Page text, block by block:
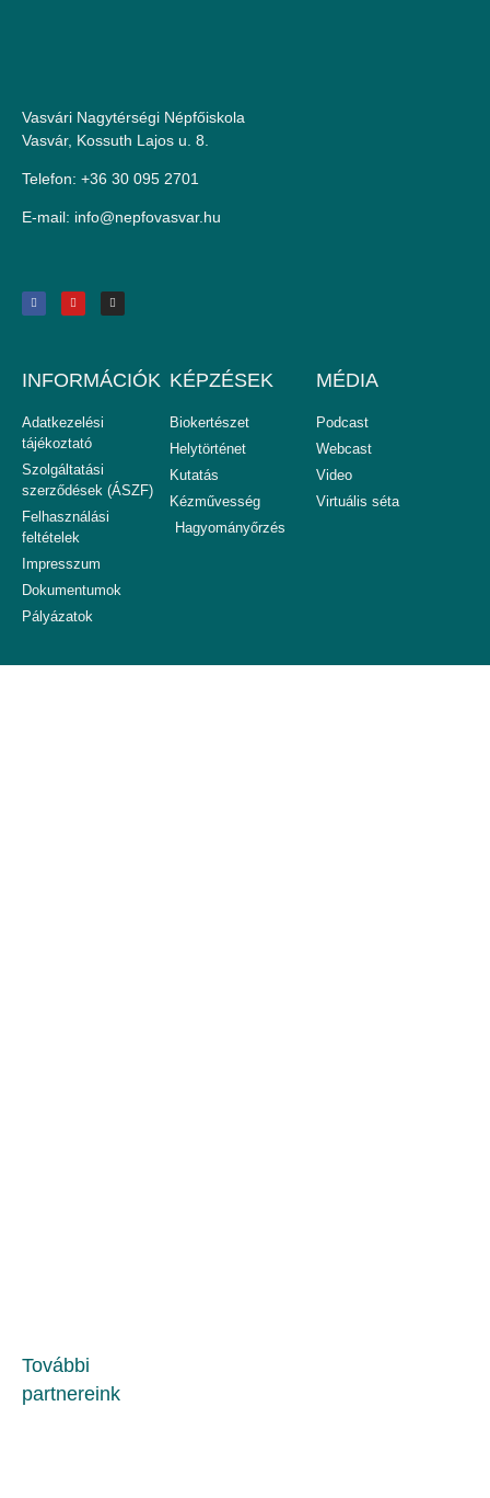
Vasvári Nagytérségi Népfőiskola
Vasvár, Kossuth Lajos u. 8.
Telefon: +36 30 095 2701
E-mail: uh.ravsavofpen@ofni
INFORMÁCIÓK
Adatkezelési
tájékoztató
Szolgáltatási
szerződések (ÁSZF)
Felhasználási
feltételek
Impresszum
Dokumentumok
Pályázatok
KÉPZÉSEK
Biokertészet
Helytörténet
Kutatás
Kézművesség
Hagyományőrzés
MÉDIA
Podcast
Webcast
Video
Virtuális séta
További
partnereink